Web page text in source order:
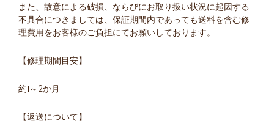
また、故意による破損、ならびにお取り扱い状況に起因する
不具合につきましては、保証期間内であっても送料を含む修
理費用をお客様のご負担にてお願いしております。
【修理期間目安】
約1～2か月
【返送について】